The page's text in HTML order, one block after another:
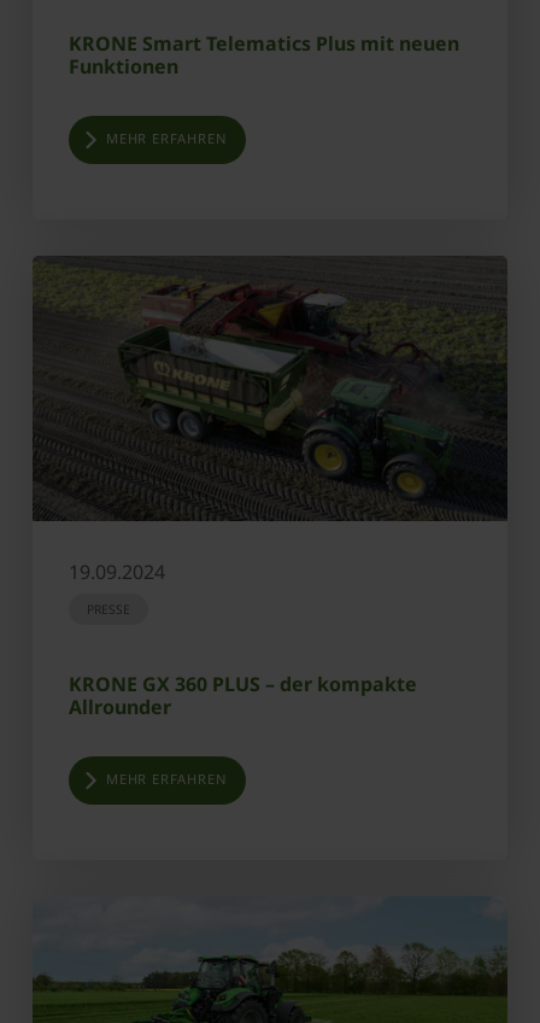
KRONE Smart Telematics Plus mit neuen
Funktionen
MEHR ERFAHREN
19.09.2024
PRESSE
KRONE GX 360 PLUS – der kompakte
Allrounder
MEHR ERFAHREN